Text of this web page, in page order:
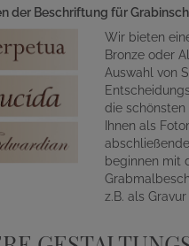
der Beschriftung für
Wir bieten
Bronze oder
Auswahl von
die
Ihnen als
beginnen mit
z.B. als